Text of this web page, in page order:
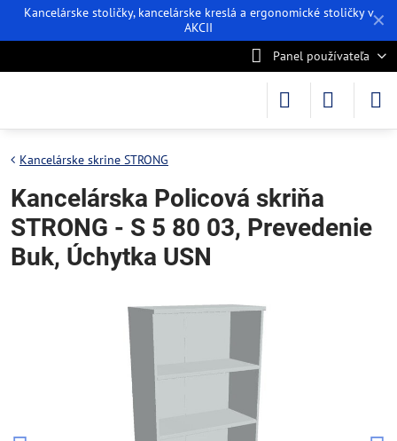
✕
Kancelárske stoličky, kancelárske kreslá a ergonomické stoličky v
AKCII
Panel používateľa
Kancelárske skrine STRONG
Kancelárska Policová skriňa
STRONG - S 5 80 03, Prevedenie
Buk, Úchytka USN